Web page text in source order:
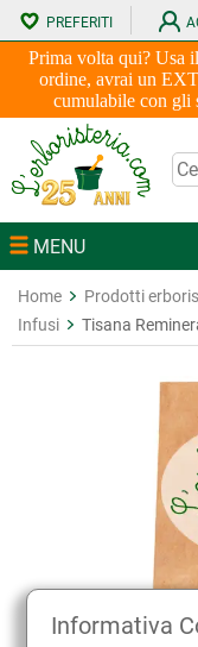
Informativa
Prima volta qui? Usa
ordine, avrai un
cumulabile con gli
PREFERITI
MENU
Home Prodotti
Infusi
Tisana